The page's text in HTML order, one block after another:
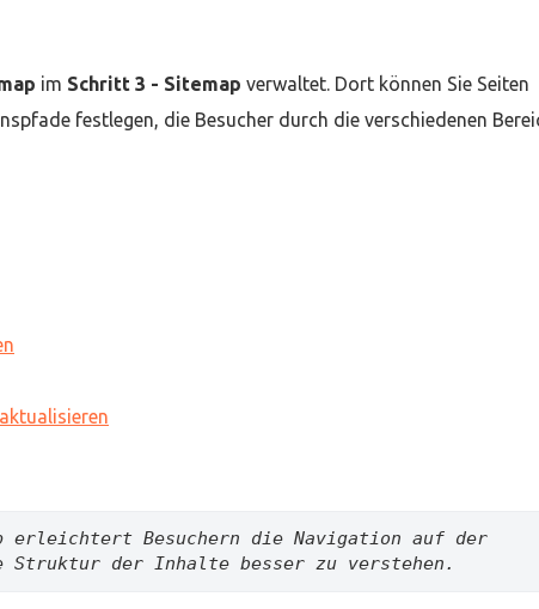
im Schritt 3 - Sitemap verwaltet. Dort können Sie Seiten
festlegen, die Besucher durch die verschiedenen
erleichtert Besuchern die Navigation auf der
Struktur der Inhalte besser zu verstehen.